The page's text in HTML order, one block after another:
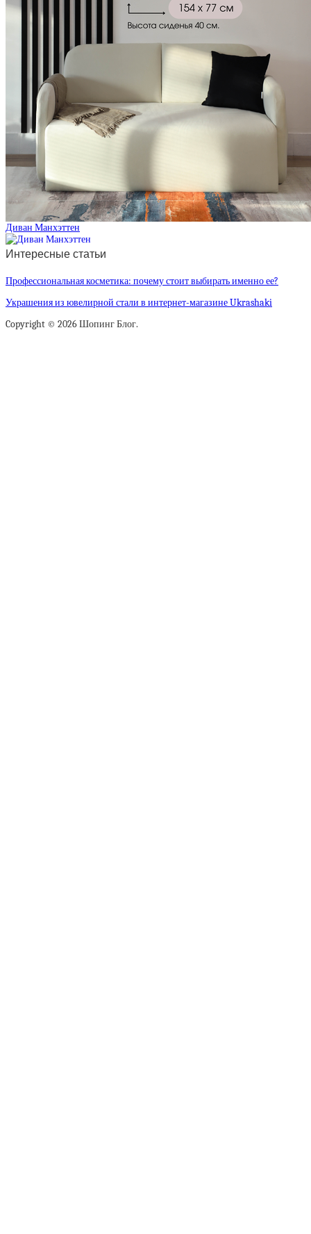
Диван Манхэттен
Интересные статьи
Профессиональная косметика: почему стоит выбирать именно ее?
Украшения из ювелирной стали в интернет-магазине Ukrashaki
Copyright © 2026 Шопинг Блог.